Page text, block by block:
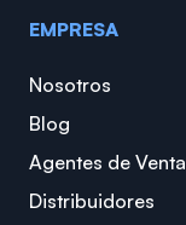
EMPRESA
Nosotros
Blog
Agentes de Venta
Distribuidores